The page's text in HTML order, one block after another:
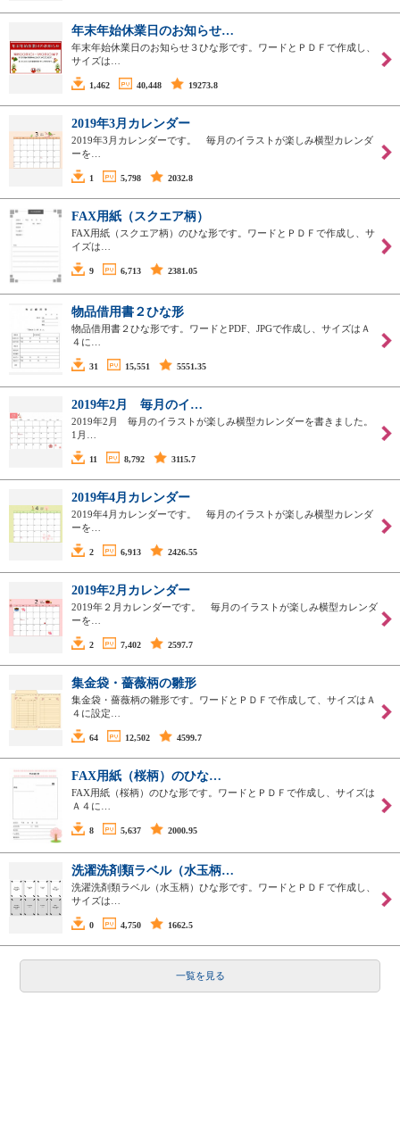
年末年始休業日のお知らせ…
年末年始休業日のお知らせ３ひな形です。ワードとＰＤＦで作成し、
サイズは…
1,462 40,448 19273.8
2019年3月カレンダー
2019年3月カレンダーです。 毎月のイラストが楽しみ横型カレンダ
ーを…
1 5,798 2032.8
FAX用紙（スクエア柄）
FAX用紙（スクエア柄）のひな形です。ワードとＰＤＦで作成し、サ
イズは…
9 6,713 2381.05
物品借用書２ひな形
物品借用書２ひな形です。ワードとPDF、JPGで作成し、サイズはＡ
４に…
31 15,551 5551.35
2019年2月 毎月のイ…
2019年2月 毎月のイラストが楽しみ横型カレンダーを書きました。
1月…
11 8,792 3115.7
2019年4月カレンダー
2019年4月カレンダーです。 毎月のイラストが楽しみ横型カレンダ
ーを…
2 6,913 2426.55
2019年2月カレンダー
2019年２月カレンダーです。 毎月のイラストが楽しみ横型カレンダ
ーを…
2 7,402 2597.7
集金袋・薔薇柄の雛形
集金袋・薔薇柄の雛形です。ワードとＰＤＦで作成して、サイズはＡ
４に設定…
64 12,502 4599.7
FAX用紙（桜柄）のひな…
FAX用紙（桜柄）のひな形です。ワードとＰＤＦで作成し、サイズは
Ａ４に…
8 5,637 2000.95
洗濯洗剤類ラベル（水玉柄…
洗濯洗剤類ラベル（水玉柄）ひな形です。ワードとＰＤＦで作成し、
サイズは…
0 4,750 1662.5
一覧を見る